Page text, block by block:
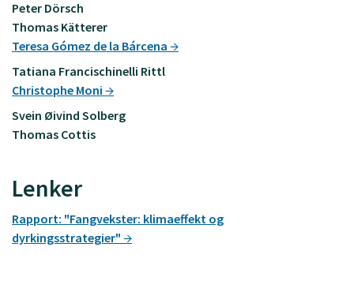
Peter Dörsch
Thomas Kätterer
Teresa Gómez de la Bárcena
Tatiana Francischinelli Rittl
Christophe Moni
Svein Øivind Solberg
Thomas Cottis
Lenker
Rapport: "Fangvekster: klimaeffekt og
dyrkingsstrategier"